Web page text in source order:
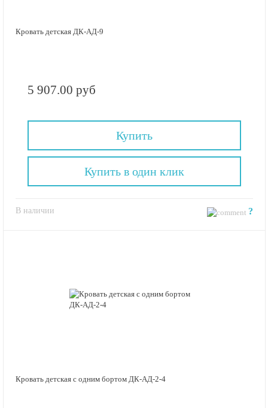
Кровать детская ДК-АД-9
5 907.00 руб
Купить
В наличии ?
Купить в один клик
Кровать детская с одним бортом ДК-АД-2-4